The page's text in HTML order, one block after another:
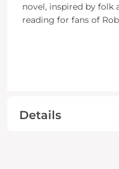
novel, inspired by folk
reading for fans of
Details